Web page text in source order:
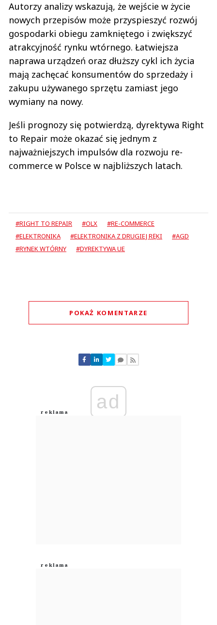
Autorzy analizy wskazują, że wejście w życie
nowych przepisów może przyspieszyć rozwój
gospodarki obiegu zamkniętego i zwiększyć
atrakcyjność rynku wtórnego. Łatwiejsza
naprawa urządzeń oraz dłuższy cykl ich życia
mają zachęcać konsumentów do sprzedaży i
zakupu używanego sprzętu zamiast jego
wymiany na nowy.
Jeśli prognozy się potwierdzą, dyrektywa Right
to Repair może okazać się jednym z
najważniejszych impulsów dla rozwoju re-
commerce w Polsce w najbliższych latach.
#RIGHT TO REPAIR #OLX
#RE-COMMERCE
#ELEKTRONIKA
#ELEKTRONIKA Z DRUGIEJ RĘKI
#AGD
#RYNEK WTÓRNY
#DYREKTYWA UE
POKAŻ KOMENTARZE
Nie znaleziono komentarzy
Zostaw swoje komentarze
Anuluj
ad